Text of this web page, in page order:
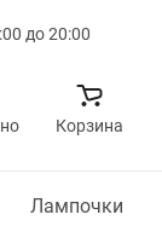
до 20:00
Корзина
Лампочки